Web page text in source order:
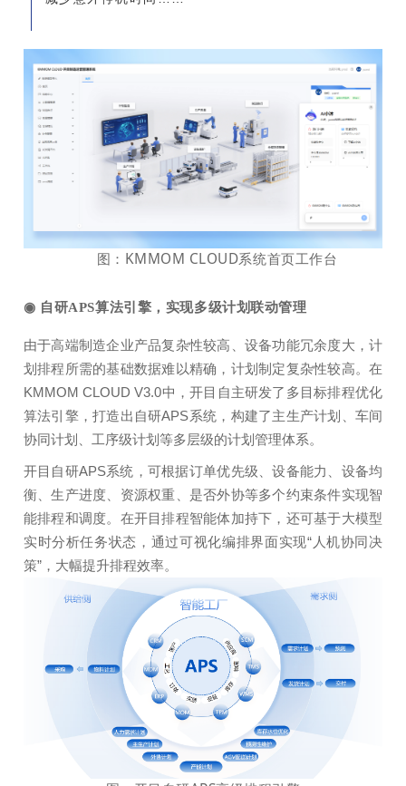
图：KMMOM CLOUD系统首页工作台
◉ 自研APS算法引擎，实现多级计划联动管理
由于高端制造企业产品复杂性较高、设备功能冗余度大，计
划排程所需的基础数据难以精确，计划制定复杂性较高。在
KMMOM CLOUD V3.0中，开目自主研发了多目标排程优化
算法引擎，打造出自研APS系统，构建了主生产计划、车间
协同计划、工序级计划等多层级的计划管理体系。
开目自研APS系统，可根据订单优先级、设备能力、设备均
衡、生产进度、资源权重、是否外协等多个约束条件实现智
能排程和调度。在开目排程智能体加持下，还可基于大模型
实时分析任务状态，通过可视化编排界面实现“人机协同决
策”，大幅提升排程效率。